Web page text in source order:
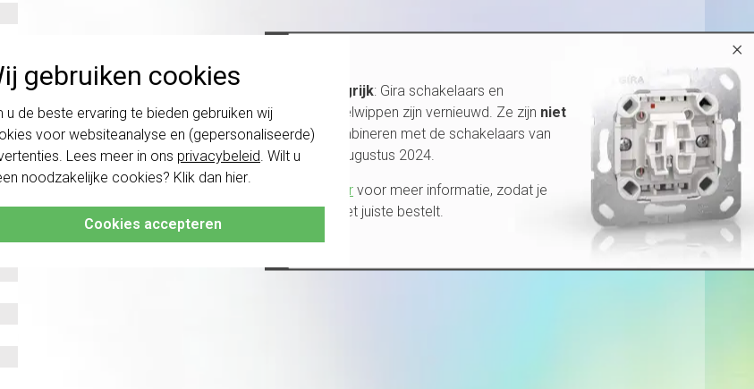
gebruiken cookies
u de beste ervaring te bieden gebruiken wij
voor websiteanalyse en (gepersonaliseerde)
Lees meer in ons privacybeleid. Wilt u
noodzakelijke cookies? Klik dan hier.
Cookies accepteren
×
Belangrijk: Gira schakelaars en
schakelwippen zijn vernieuwd. Ze zijn niet
te combineren met de schakelaars van
vóór augustus 2024.
Klik hier voor meer informatie, zodat je
altijd het juiste bestelt.